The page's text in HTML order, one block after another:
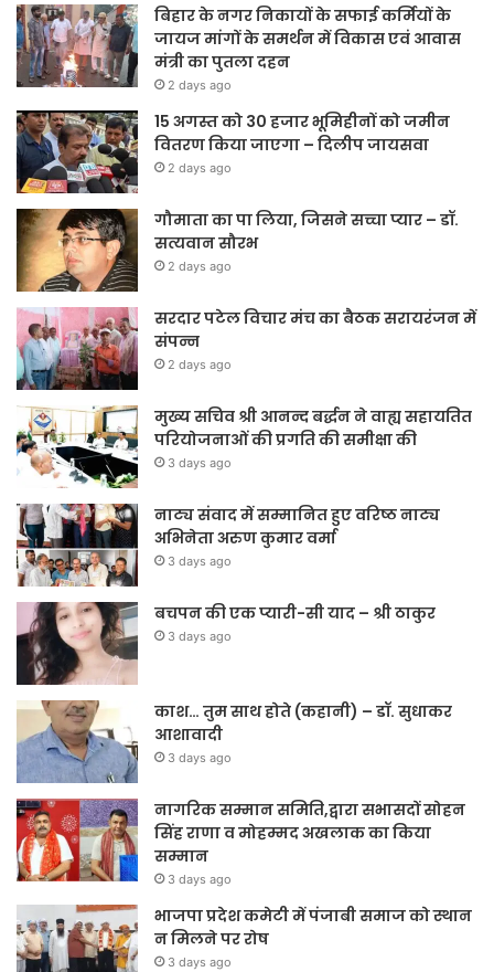
बिहार के नगर निकायों के सफाई कर्मियों के
जायज मांगों के समर्थन में विकास एवं आवास
मंत्री का पुतला दहन
2 days ago
15 अगस्त को 30 हजार भूमिहीनों को जमीन
वितरण किया जाएगा – दिलीप जायसवा
2 days ago
गौमाता का पा लिया, जिसने सच्चा प्यार – डॉ.
सत्यवान सौरभ
2 days ago
सरदार पटेल विचार मंच का बैठक सरायरंजन में
संपन्न
2 days ago
मुख्य सचिव श्री आनन्द बर्द्धन ने वाह्य सहायतित
परियोजनाओं की प्रगति की समीक्षा की
3 days ago
नाट्य संवाद में सम्मानित हुए वरिष्ठ नाट्य
अभिनेता अरुण कुमार वर्मा
3 days ago
बचपन की एक प्यारी-सी याद – श्री ठाकुर
3 days ago
काश… तुम साथ होते (कहानी) – डॉ. सुधाकर
आशावादी
3 days ago
नागरिक सम्मान समिति,द्वारा सभासदों सोहन
सिंह राणा व मोहम्मद अखलाक का किया
सम्मान
3 days ago
भाजपा प्रदेश कमेटी में पंजाबी समाज को स्थान
न मिलने पर रोष
3 days ago